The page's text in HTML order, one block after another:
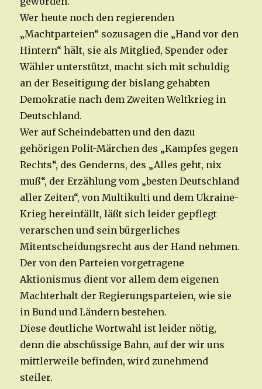
Wer heute noch den regierenden
„Machtparteien“ sozusagen die „Hand vor den
Hintern“ hält, sie als Mitglied, Spender oder
Wähler unterstützt, macht sich mit schuldig
an der Beseitigung der bislang gehabten
Demokratie nach dem Zweiten Weltkrieg in
Deutschland.
Wer auf Scheindebatten und den dazu
gehörigen Polit-Märchen des „Kampfes gegen
Rechts“, des Genderns, des „Alles geht, nix
muß“, der Erzählung vom „besten Deutschland
aller Zeiten“, von Multikulti und dem Ukraine-
Krieg hereinfällt, läßt sich leider gepflegt
verarschen und sein bürgerliches
Mitentscheidungsrecht aus der Hand nehmen.
Der von den Parteien vorgetragene
Aktionismus dient vor allem dem eigenen
Machterhalt der Regierungsparteien, wie sie
in Bund und Ländern bestehen.
Diese deutliche Wortwahl ist leider nötig,
denn die abschüssige Bahn, auf der wir uns
mittlerweile befinden, wird zunehmend
steiler.